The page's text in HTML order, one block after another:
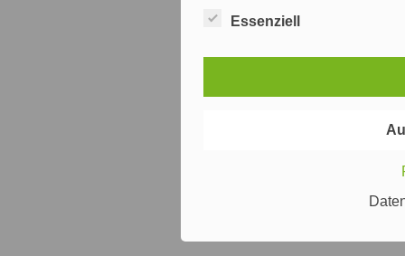
Essenziell